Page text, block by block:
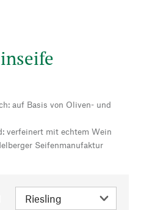
auf Basis von Oliven- und
verfeinert mit echtem Wein
Seifenmanufaktur